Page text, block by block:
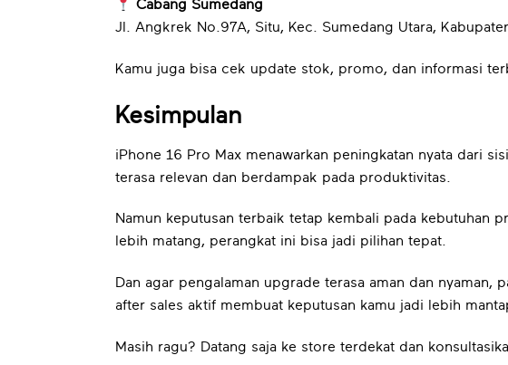
Cabang Sumedang
Jl. Angkrek No.97A, Situ, Kec. Sumedang Utara,
Kamu juga bisa cek update stok, promo, dan informasi
Kesimpulan
iPhone 16 Pro Max menawarkan peningkatan nyata dari
terasa relevan dan berdampak pada produktivitas.
Namun keputusan terbaik tetap kembali pada kebutuhan
lebih matang, perangkat ini bisa jadi pilihan tepat.
Dan agar pengalaman upgrade terasa aman dan nyaman,
after sales aktif membuat keputusan kamu jadi lebih
Masih ragu? Datang saja ke store terdekat dan